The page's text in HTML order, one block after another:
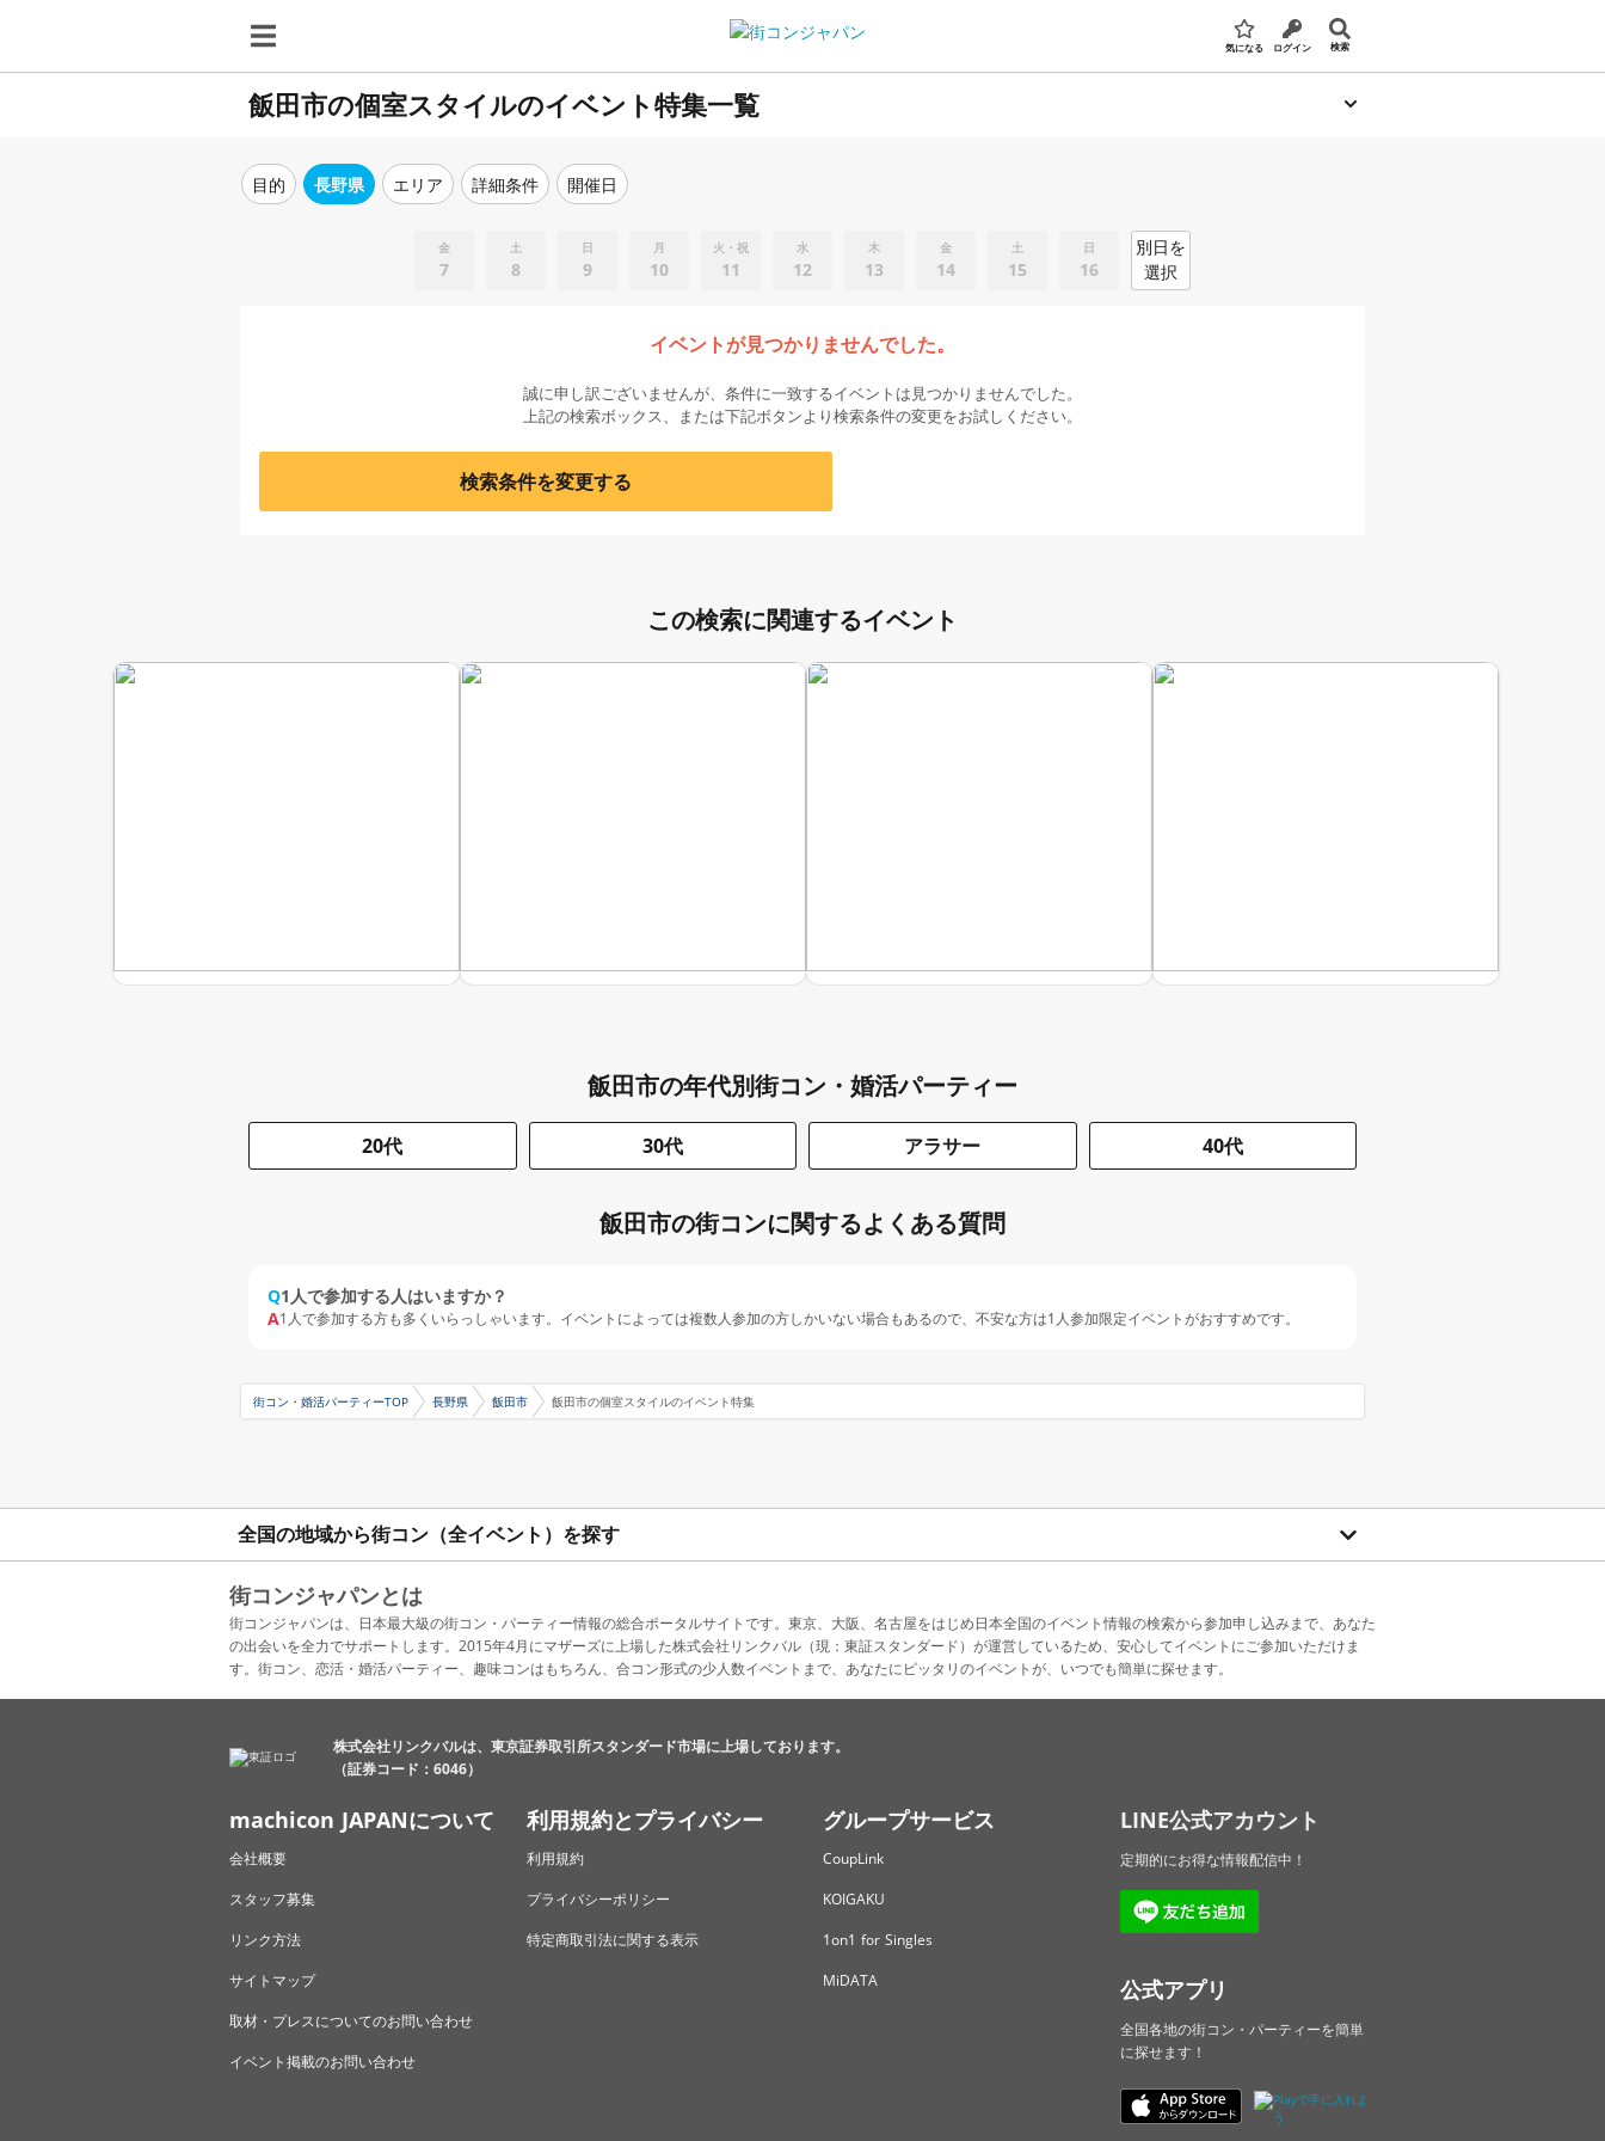
気になる ログイン 検索
飯田市の個室スタイルのイベント特集一覧
目的 長野県 エリア 詳細条件 開催日
金
7
土
8
日
9
月
10
火・祝
11
水
12
木
13
金
14
土
15
日
16
別日を
選択
イベントが見つかりませんでした。
誠に申し訳ございませんが、条件に一致するイベントは見つかりませんでした。
上記の検索ボックス、または下記ボタンより検索条件の変更をお試しください。
検索条件を変更する
この検索に関連するイベント
飯田市の年代別街コン・婚活パーティー
20代 30代 アラサー 40代
飯田市の街コンに関するよくある質問
Q1人で参加する人はいますか？
A1人で参加する方も多くいらっしゃいます。イベントによっては複数人参加の方しかいない場合もあるので、不安な方は1人参加限定イベントがおすすめです。
街コン・婚活パーティーTOP 長野県 飯田市 飯田市の個室スタイルのイベント特集
全国の地域から街コン（全イベント）を探す
街コンジャパンとは
街コンジャパンは、日本最大級の街コン・パーティー情報の総合ポータルサイトです。東京、大阪、名古屋をはじめ日本全国のイベント情報の検索から参加申し込みまで、あなた
の出会いを全力でサポートします。2015年4月にマザーズに上場した株式会社リンクバル（現：東証スタンダード）が運営しているため、安心してイベントにご参加いただけま
す。街コン、恋活・婚活パーティー、趣味コンはもちろん、合コン形式の少人数イベントまで、あなたにピッタリのイベントが、いつでも簡単に探せます。
株式会社リンクバルは、東京証券取引所スタンダード市場に上場しております。
（証券コード：6046）
machicon JAPANについて
会社概要
スタッフ募集
リンク方法
サイトマップ
取材・プレスについてのお問い合わせ
イベント掲載のお問い合わせ
利用規約とプライバシー
利用規約
プライバシーポリシー
特定商取引法に関する表示
グループサービス
CoupLink
KOIGAKU
1on1 for Singles
MiDATA
LINE公式アカウント
定期的にお得な情報配信中！
公式アプリ
全国各地の街コン・パーティーを簡単
に探せます！